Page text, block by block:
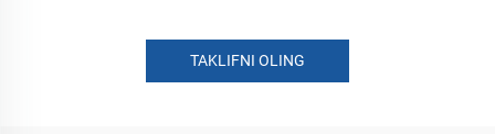
TAKLIFNI OLING